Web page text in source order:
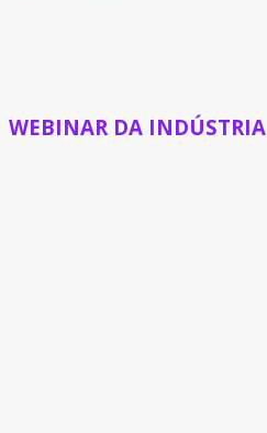
WEBINAR DA INDÚSTRIA